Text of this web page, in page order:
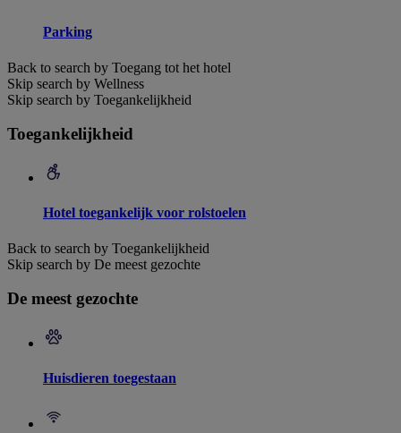
Parking
Back to search by Toegang tot het hotel
Skip search by Wellness
Skip search by Toegankelijkheid
Toegankelijkheid
Hotel toegankelijk voor rolstoelen
Back to search by Toegankelijkheid
Skip search by De meest gezochte
De meest gezochte
Huisdieren toegestaan